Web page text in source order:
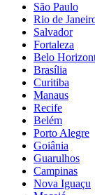
São Paulo
Rio de
Salvador
Fortaleza
Belo
Brasília
Curitiba
Manaus
Recife
Belém
Porto Alegre
Goiânia
Guarulhos
Campinas
Nova Iguaçu